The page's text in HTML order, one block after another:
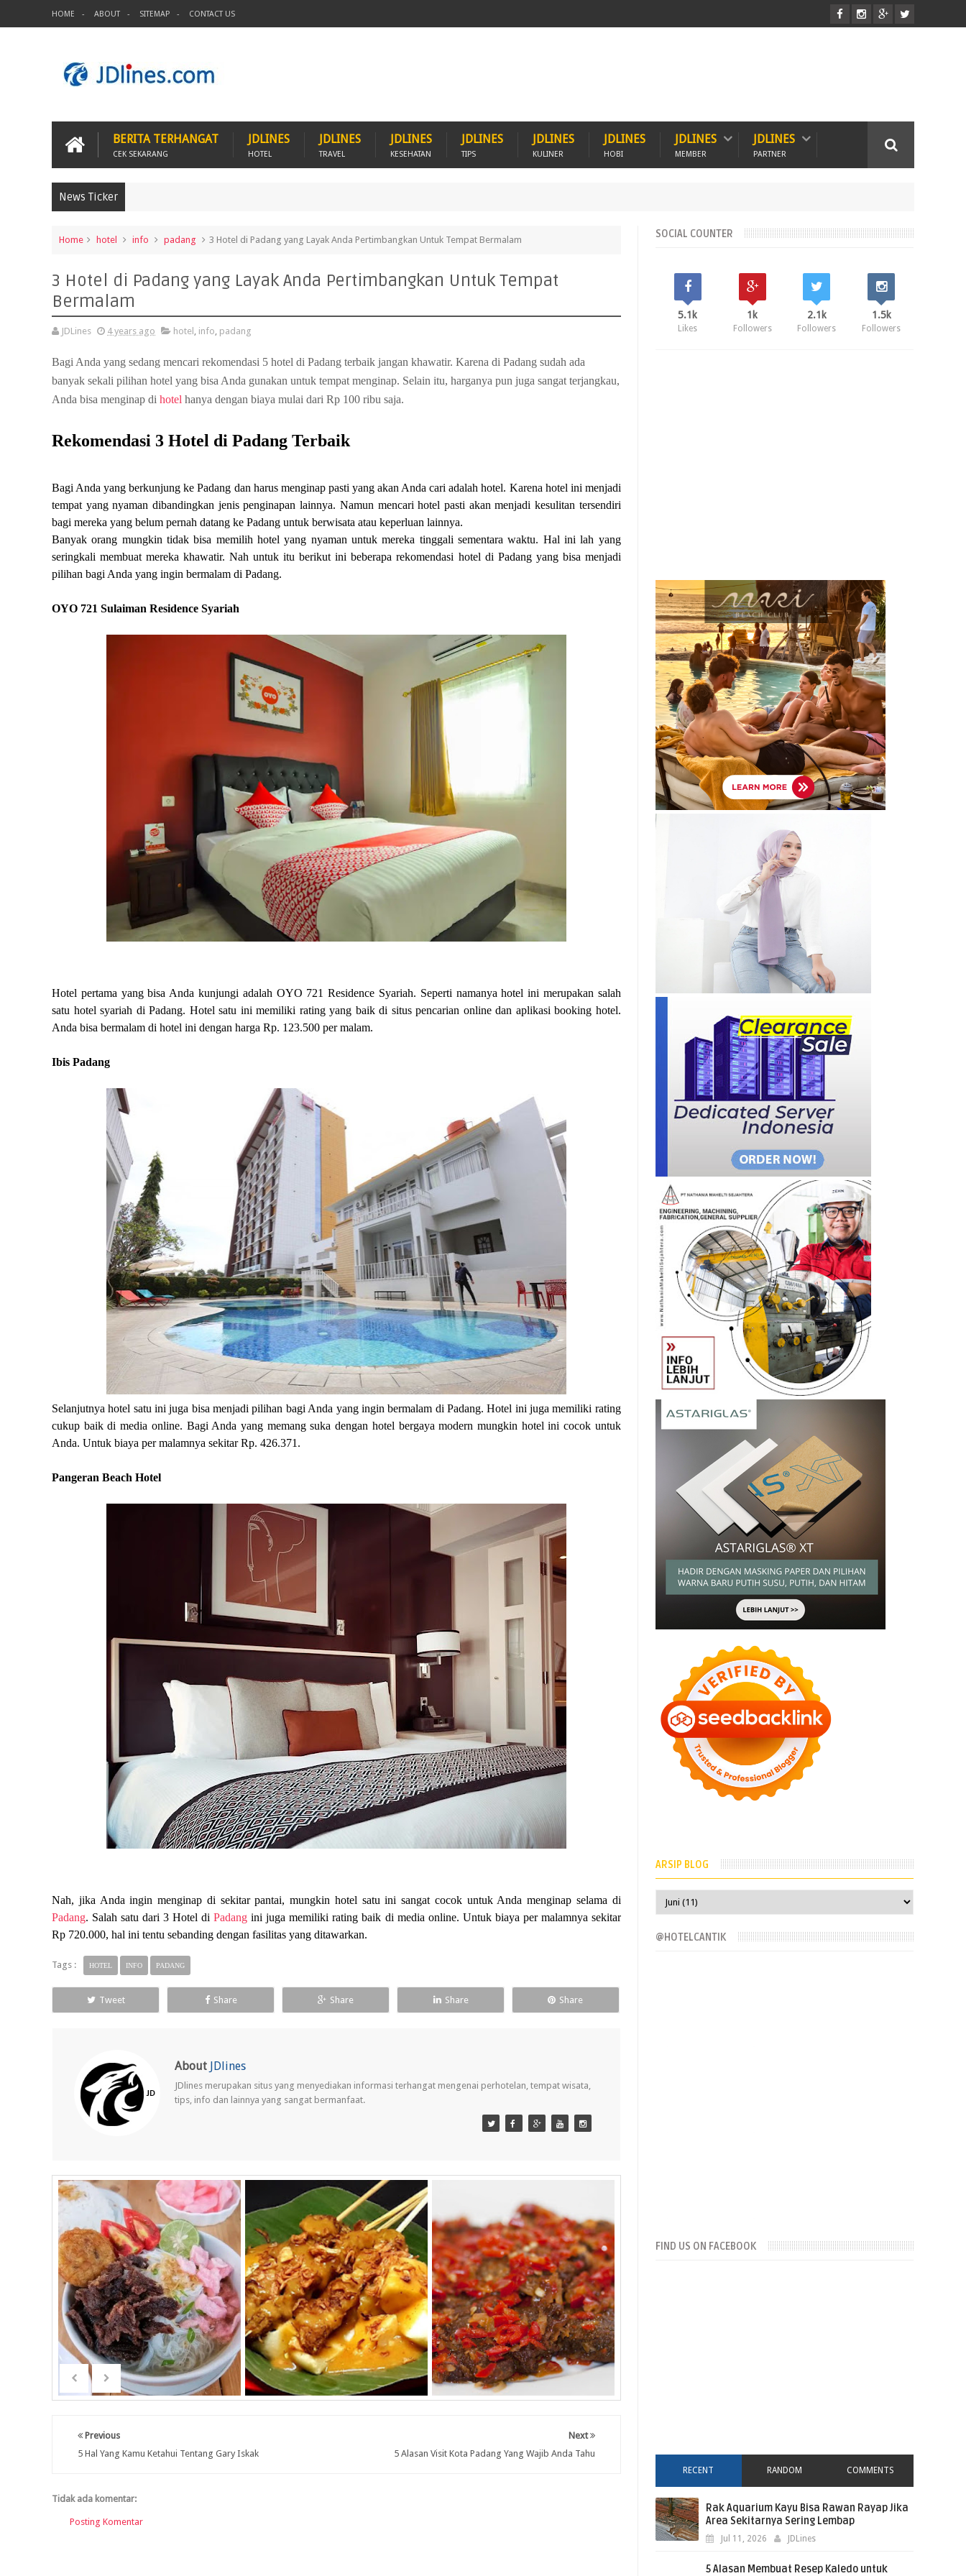
HOME ABOUT SITEMAP CONTACT US
BERITA TERHANGAT
CEK SEKARANG
JDLINES
HOTEL
JDLINES
TRAVEL
JDLINES
KESEHATAN
JDLINES
TIPS
JDLINES
KULINER
JDLINES
HOBI
JDLINES
MEMBER
JDLINES
PARTNER
News Ticker
Home hotel info padang 3 Hotel di Padang yang Layak Anda Pertimbangkan Untuk Tempat Bermalam
3 Hotel di Padang yang Layak Anda Pertimbangkan Untuk Tempat
Bermalam
JDLines 4 years ago hotel , info, padang
Bagi Anda yang sedang mencari rekomendasi 5 hotel di Padang terbaik jangan khawatir. Karena di Padang sudah ada
banyak sekali pilihan hotel yang bisa Anda gunakan untuk tempat menginap. Selain itu, harganya pun juga sangat terjangkau,
Anda bisa menginap di hotel hanya dengan biaya mulai dari Rp 100 ribu saja.
Rekomendasi 3 Hotel di Padang Terbaik
Bagi Anda yang berkunjung ke Padang dan harus menginap pasti yang akan Anda cari adalah hotel. Karena hotel ini menjadi
tempat yang nyaman dibandingkan jenis penginapan lainnya. Namun mencari hotel pasti akan menjadi kesulitan tersendiri
bagi mereka yang belum pernah datang ke Padang untuk berwisata atau keperluan lainnya.
Banyak orang mungkin tidak bisa memilih hotel yang nyaman untuk mereka tinggali sementara waktu. Hal ini lah yang
seringkali membuat mereka khawatir. Nah untuk itu berikut ini beberapa rekomendasi hotel di Padang yang bisa menjadi
pilihan bagi Anda yang ingin bermalam di Padang.
OYO 721 Sulaiman Residence Syariah
Hotel pertama yang bisa Anda kunjungi adalah OYO 721 Residence Syariah. Seperti namanya hotel ini merupakan salah
satu hotel syariah di Padang. Hotel satu ini memiliki rating yang baik di situs pencarian online dan aplikasi booking hotel.
Anda bisa bermalam di hotel ini dengan harga Rp. 123.500 per malam.
Ibis Padang
Selanjutnya hotel satu ini juga bisa menjadi pilihan bagi Anda yang ingin bermalam di Padang. Hotel ini juga memiliki rating
cukup baik di media online. Bagi Anda yang memang suka dengan hotel bergaya modern mungkin hotel ini cocok untuk
Anda. Untuk biaya per malamnya sekitar Rp. 426.371.
Pangeran Beach Hotel
Nah, jika Anda ingin menginap di sekitar pantai, mungkin hotel satu ini sangat cocok untuk Anda menginap selama di
Padang. Salah satu dari 3 Hotel diPadang ini juga memiliki rating baik di media online. Untuk biaya per malamnya sekitar
Rp 720.000, hal ini tentu sebanding dengan fasilitas yang ditawarkan.
Tags : HOTEL INFO PADANG
Tweet Share Share Share Share
About JDlines
JDlines merupakan situs yang menyediakan informasi terhangat mengenai perhotelan, tempat wisata,
tips, info dan lainnya yang sangat bermanfaat.
Next
5 Alasan Visit Kota Padang Yang Wajib Anda Tahu
Previous
5 Hal Yang Kamu Ketahui Tentang Gary Iskak
Tidak ada komentar:
Posting Komentar
SOCIAL COUNTER
5.1k
Likes
1k
Followers
2.1k
Followers
1.5k
Followers
ARSIP BLOG
@HOTELCANTIK
FIND US ON FACEBOOK
RECENT RANDOM COMMENTS
Rak Aquarium Kayu Bisa Rawan Rayap Jika
Area Sekitarnya Sering Lembap
Jul 11, 2026 JDLines
5 Alasan Membuat Resep Kaledo untuk